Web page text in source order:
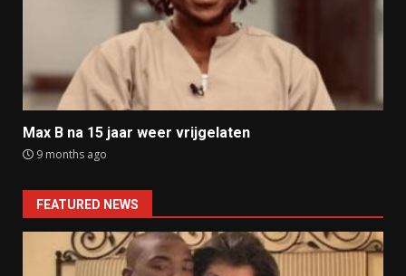
Max B na 15 jaar weer vrijgelaten
9 months ago
FEATURED NEWS